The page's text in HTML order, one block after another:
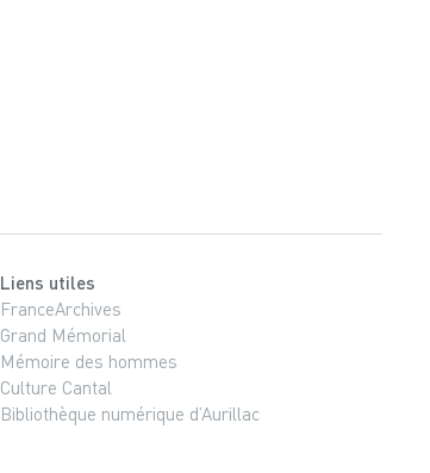
Liens utiles
FranceArchives
Grand Mémorial
Mémoire des hommes
Culture Cantal
Bibliothèque numérique d’Aurillac